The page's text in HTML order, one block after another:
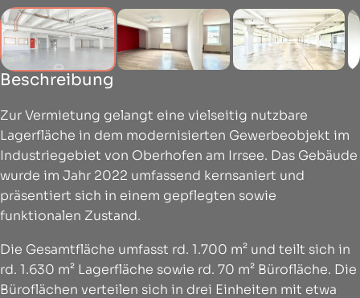
Beschreibung
Zur Vermietung gelangt eine vielseitig nutzbare
Lagerfläche in dem modernisierten Gewerbeobjekt im
Industriegebiet von Oberhofen am Irrsee. Das Gebäude
wurde im Jahr 2022 umfassend kernsaniert und
präsentiert sich in einem gepflegten sowie
funktionalen Zustand.
Die Gesamtfläche umfasst rd. 1.700 m² und teilt sich in
rd. 1.630 m² Lagerfläche sowie rd. 70 m² Bürofläche. Die
Büroflächen verteilen sich in drei Einheiten mit etwa